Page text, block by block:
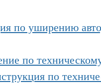
по уширению
по
по